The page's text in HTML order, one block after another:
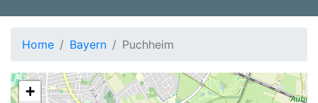
Home Bayern Puchheim
+